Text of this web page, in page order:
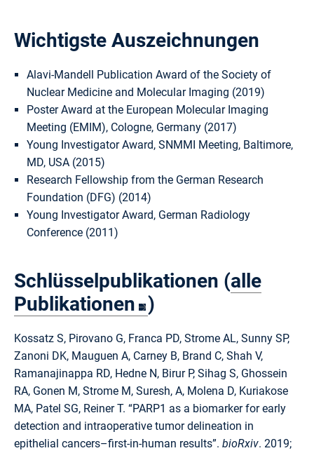
Wichtigste Auszeichnungen
Alavi-Mandell Publication Award of the Society of
Nuclear Medicine and Molecular Imaging (2019)
Poster Award at the European Molecular Imaging
Meeting (EMIM), Cologne, Germany (2017)
Young Investigator Award, SNMMI Meeting, Baltimore,
MD, USA (2015)
Research Fellowship from the German Research
Foundation (DFG) (2014)
Young Investigator Award, German Radiology
Conference (2011)
Schlüsselpublikationen (alle
Publikationen )
Kossatz S, Pirovano G, Franca PD, Strome AL, Sunny SP,
Zanoni DK, Mauguen A, Carney B, Brand C, Shah V,
Ramanajinappa RD, Hedne N, Birur P, Sihag S, Ghossein
RA, Gonen M, Strome M, Suresh, A, Molena D, Kuriakose
MA, Patel SG, Reiner T. “PARP1 as a biomarker for early
detection and intraoperative tumor delineation in
epithelial cancers–first-in-human results”. bioRxiv. 2019;